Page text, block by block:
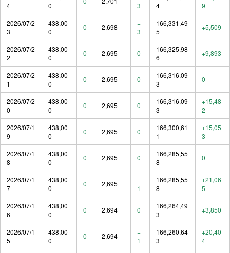
4
0
3
4
9
2026/07/2
3
438,00
0
0 2,698
+
3
166,331,49
5
+5,509
2026/07/2
2
438,00
0
0 2,695 0
166,325,98
6
+9,893
2026/07/2
1
438,00
0
0 2,695 0
166,316,09
3
0
2026/07/2
0
438,00
0
0 2,695 0
166,316,09
3
+15,48
2
2026/07/1
9
438,00
0
0 2,695 0
166,300,61
1
+15,05
3
2026/07/1
8
438,00
0
0 2,695 0
166,285,55
8
0
2026/07/1
7
438,00
0
0 2,695
+
1
166,285,55
8
+21,06
5
2026/07/1
6
438,00
0
0 2,694 0
166,264,49
3
+3,850
2026/07/1
5
438,00
0
0 2,694
+
1
166,260,64
3
+20,40
4